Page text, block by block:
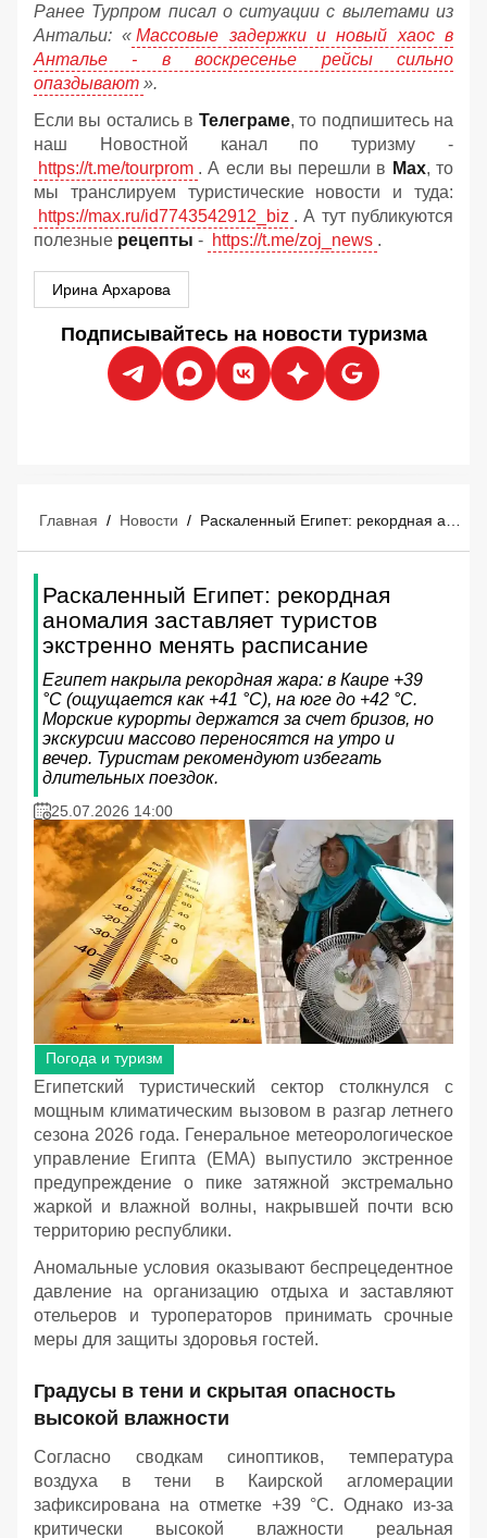
Ранее Турпром писал о ситуации с вылетами из
Антальи:« Массовые задержки и новый хаос в
Анталье - в воскресенье рейсы сильно
опаздывают ».
Если вы остались в Телеграме, то подпишитесь на
наш Новостной канал по туризму -
https://t.me/tourprom . А если вы перешли в Мах, то
мы транслируем туристические новости и туда:
https://max.ru/id7743542912_biz . А тут публикуются
полезные рецепты - https://t.me/zoj_news .
Ирина Архарова
Подписывайтесь на новости туризма
Главная / Новости /
Раскаленный Египет: рекордная
аномалия заставляет туристов
экстренно менять расписание
Египет накрыла рекордная жара: в Каире +39
°C (ощущается как +41 °C), на юге до +42 °C.
Морские курорты держатся за счет бризов, но
экскурсии массово переносятся на утро и
вечер. Туристам рекомендуют избегать
длительных поездок.
25.07.2026 14:00
Погода и туризм
Египетский туристический сектор столкнулся с
мощным климатическим вызовом в разгар летнего
сезона 2026 года. Генеральное метеорологическое
управление Египта (EMA) выпустило экстренное
предупреждение о пике затяжной экстремально
жаркой и влажной волны, накрывшей почти всю
территорию республики.
Аномальные условия оказывают беспрецедентное
давление на организацию отдыха и заставляют
отельеров и туроператоров принимать срочные
меры для защиты здоровья гостей.
Градусы в тени и скрытая опасность
высокой влажности
Согласно сводкам синоптиков, температура
воздуха в тени в Каирской агломерации
зафиксирована на отметке +39 °C. Однако из-за
критически высокой влажности реальная